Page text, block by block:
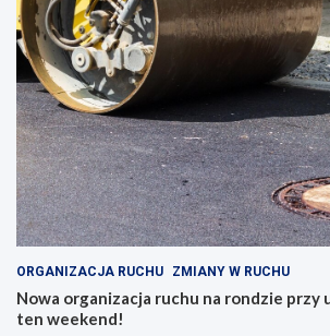
ORGANIZACJA RUCHU ZMIANY W RUCHU
Nowa organizacja ruchu na rondzie przy
ten weekend!